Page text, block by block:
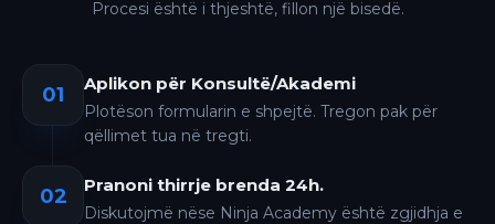
Procesi është i thjeshtë, fillon një bisedë.
01 Aplikon për Konsultë/Akademi
Plotëson formularin e shpejtë. Tregon pak për
qëllimet tua në tregti.
02 Pranoni thirrje brenda 24h.
Diskutojmë nëse Ninja Academy është zgjidhja e